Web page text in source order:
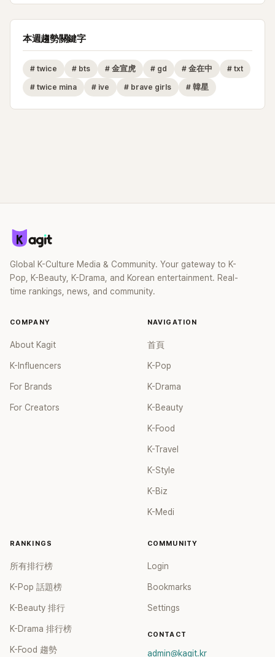
本週趨勢關鍵字
# twice # bts # 金宣虎 # gd # 金在中 # txt
# twice mina # ive # brave girls # 韓星
Global K-Culture Media & Community. Your gateway to K-
Pop, K-Beauty, K-Drama, and Korean entertainment. Real-
time rankings, news, and community.
COMPANY
About Kagit
K-Influencers
For Brands
For Creators
NAVIGATION
首頁
K-Pop
K-Drama
K-Beauty
K-Food
K-Travel
K-Style
K-Biz
K-Medi
RANKINGS
所有排行榜
K-Pop 話題榜
K-Beauty 排行
K-Drama 排行榜
K-Food 趨勢
COMMUNITY
Login
Bookmarks
Settings
CONTACT
admin@kagit.kr